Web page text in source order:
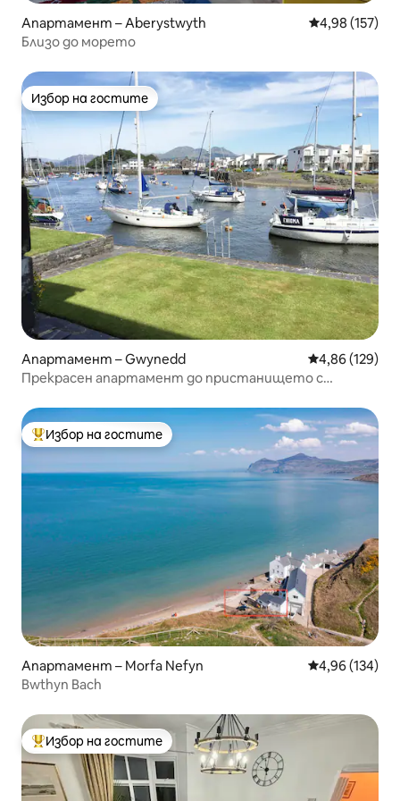
Апартамент – Aberystwyth Средна
4,98 (157)
Близо до морето
Избор на гостите
Избор на гостите
Апартамент – Gwynedd Средна
4,86 (129)
Прекрасен апартамент до пристанището с
Най-популярен избор на гостите
Избор на гостите
Апартамент – Morfa Nefyn Средна
4,96 (134)
Bwthyn Bach
Най-популярен избор на гостите
Избор на гостите